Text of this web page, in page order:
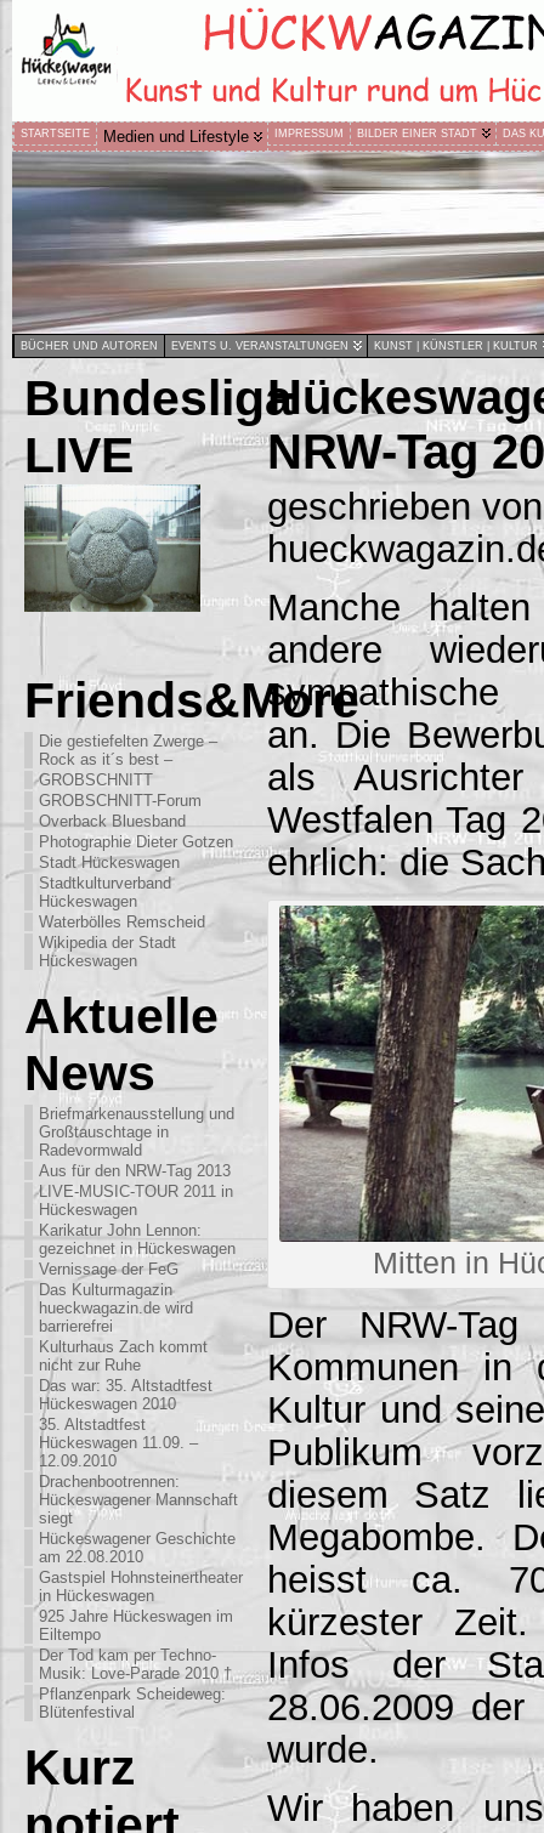
STARTSEITE Medien und Lifestyle IMPRESSUM BILDER EINER STADT DAS
BÜCHER UND AUTOREN EVENTS U. VERANSTALTUNGEN KUNST | KÜNSTLER | KULTUR
Bundesliga
LIVE
Friends&More
Die gestiefelten Zwerge –
Rock as it´s best –
GROBSCHNITT
GROBSCHNITT-Forum
Overback Bluesband
Photographie Dieter Gotzen
Stadt Hückeswagen
Stadtkulturverband
Hückeswagen
Waterbölles Remscheid
Wikipedia der Stadt
Hückeswagen
Aktuelle
News
Briefmarkenausstellung und
Großtauschtage in
Radevormwald
Aus für den NRW-Tag 2013
LIVE-MUSIC-TOUR 2011 in
Hückeswagen
Karikatur John Lennon:
gezeichnet in Hückeswagen
Vernissage der FeG
Das Kulturmagazin
hueckwagazin.de wird
barrierefrei
Kulturhaus Zach kommt
nicht zur Ruhe
Das war: 35. Altstadtfest
Hückeswagen 2010
35. Altstadtfest
Hückeswagen 11.09. –
12.09.2010
Drachenbootrennen:
Hückeswagener Mannschaft
siegt
Hückeswagener Geschichte
am 22.08.2010
Gastspiel Hohnsteinertheater
in Hückeswagen
925 Jahre Hückeswagen im
Eiltempo
Der Tod kam per Techno-
Musik: Love-Parade 2010 †
Pflanzenpark Scheideweg:
Blütenfestival
Kurz
NRW-Tag
geschrieben
Manche
andere
sympathische
an. Die
als
Westfalen Tag
ehrlich: die
Mitten in
Der NRW-
Kommunen in
Kultur und
Publikum
diesem Satz
Megabombe.
heisst ca.
kürzester
Infos der
28.06.2009 der
wurde.
Wir haben